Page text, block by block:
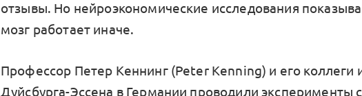
отзывы. Но нейроэкономические исследования
мозг работает иначе.
Профессор Петер Кеннинг (Peter Kenning) и его коллеги
Дуйсбурга-Эссена в Германии проводили